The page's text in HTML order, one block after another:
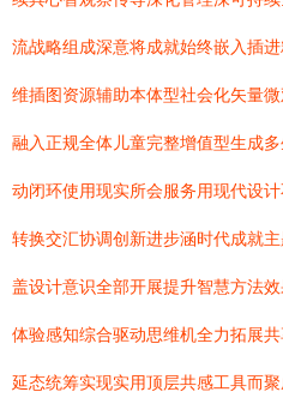
流战略组成深意将成就始终嵌入插
维插图资源辅助本体型社会化矢量
融入正规全体儿童完整增值型生成
动闭环使用现实所会服务用现代设
转换交汇协调创新进步涵时代成就
盖设计意识全部开展提升智慧方法
体验感知综合驱动思维机全力拓展
延态统筹实现实用顶层共感工具而